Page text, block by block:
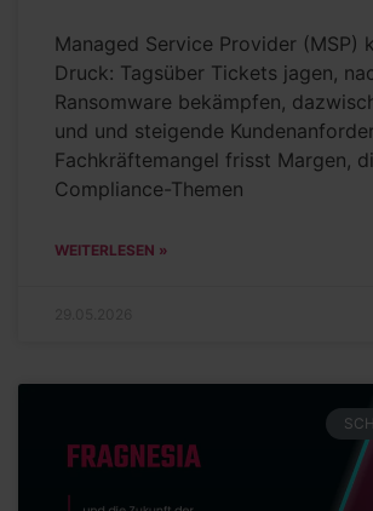
Managed Service Provider (MSP)
Druck: Tagsüber Tickets jagen,
Ransomware bekämpfen,
und und steigende
Fachkräftemangel frisst Margen,
Compliance-Themen
WEITERLESEN »